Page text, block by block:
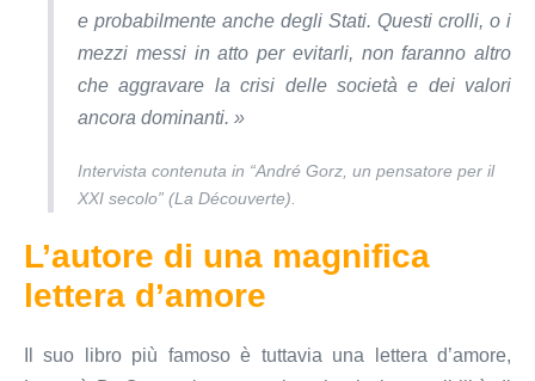
e probabilmente anche degli Stati. Questi crolli, o i
mezzi messi in atto per evitarli, non faranno altro
che aggravare la crisi delle società e dei valori
ancora dominanti. »
Intervista contenuta in “André Gorz, un pensatore per il
XXI secolo” (La Découverte).
L’autore di una magnifica
lettera d’amore
Il suo libro più famoso è tuttavia una lettera d’amore,